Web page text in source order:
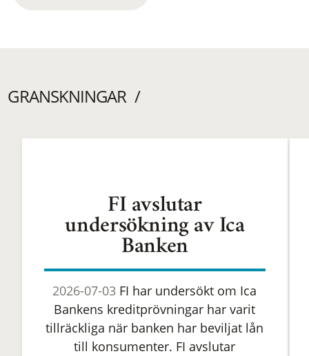
GRANSKNINGAR
FI avslutar
undersökning av Ica
Banken
2026-07-03 FI har undersökt om Ica
Bankens kreditprövningar har varit
tillräckliga när banken har beviljat lån
till konsumenter. FI avslutar